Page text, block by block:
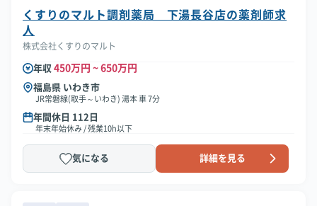
くすりのマルト調剤薬局 下湯長谷店の薬剤師求
人
株式会社くすりのマルト
年収 450万円 ~ 650万円
福島県 いわき市
JR常磐線(取手～いわき) 湯本 車 7分
年間休日 112日
年末年始休み / 残業10h以下
気になる 詳細を見る